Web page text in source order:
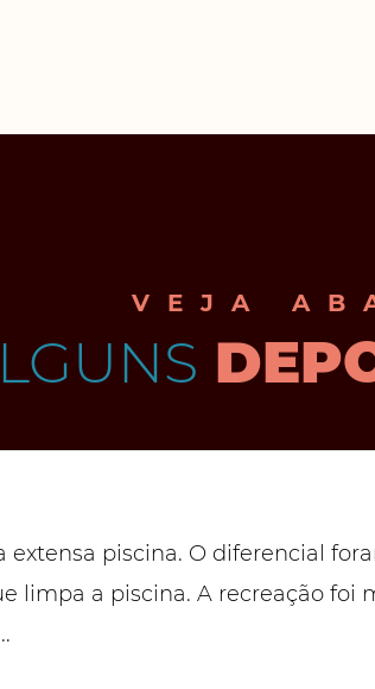
VEJA
extensa piscina. O diferencial
limpa a piscina. A recreação foi